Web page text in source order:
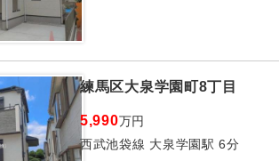
練馬区大泉学園町8丁目
5,990万円
西武池袋線 大泉学園駅 6分